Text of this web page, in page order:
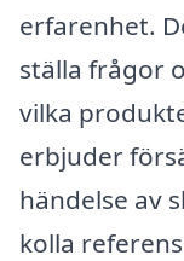
erfarenhet.
ställa frågor
vilka
erbjuder
händelse av
kolla